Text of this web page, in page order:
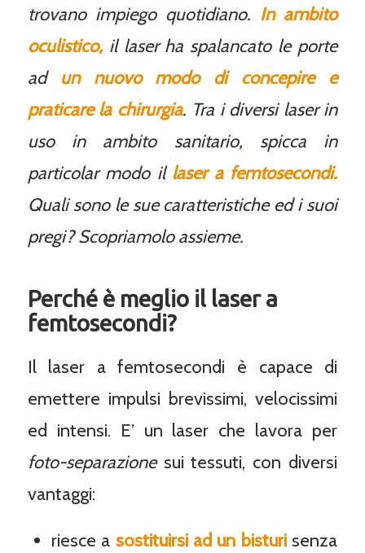
trovano impiego quotidiano. In ambito
oculistico,il laser ha spalancato le porte
ad un nuovo modo di concepire e
praticare la chirurgia. Tra i diversi laser in
uso in ambito sanitario, spicca in
particolar modo il laser a femtosecondi.
Quali sono le sue caratteristiche ed i suoi
pregi? Scopriamolo assieme.
Perché è meglio il laser a
femtosecondi?
Il laser a femtosecondi è capace di
emettere impulsi brevissimi, velocissimi
ed intensi. E’ un laser che lavora per
foto-separazionesui tessuti, con diversi
vantaggi:
riesce a sostituirsi ad un bisturisenza